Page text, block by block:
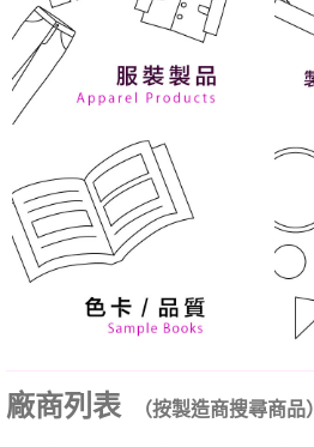
廠商列表 （按製造商搜尋商品）